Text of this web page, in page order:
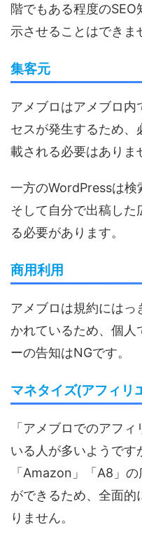
階でもある程度の
示させることはできま
集客元
アメブロはアメブロ内
セスが発生するため、
載される必要はありま
一方のWordPressは検
そして自分で出稿した
る必要があります。
商用利用
アメブロは規約には
かれているため、個人
ーの告知はNGです。
マネタイズ(アフィリ
「アメブロでのアフ
いる人が多いようです
「Amazon」「A8」
ができるため、全面的
りません。